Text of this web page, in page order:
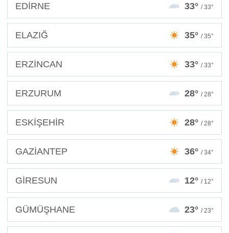
EDİRNE 33° / 33°
ELAZIĞ 35° / 35°
ERZİNCAN 33° / 33°
ERZURUM 28° / 28°
ESKİŞEHİR 28° / 28°
GAZİANTEP 36° / 34°
GİRESUN 12° / 12°
GÜMÜŞHANE 23° / 23°